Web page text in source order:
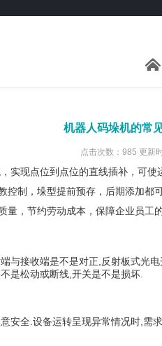
机器人码垛机的常
点击次数：985 更新
实现点位到点位的直线插补，可
控制，垛型提前预存，后期添加
，节约劳动成本，保障企业员工
接收端是不是对正,反射板式光电
是松动或断线,开关是不是损坏.
全.设备运转呈现异常情况时,需